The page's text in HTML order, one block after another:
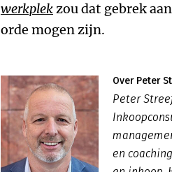
werkplekzou dat gebrek
orde mogen zijn.
Over Peter
Peter
en